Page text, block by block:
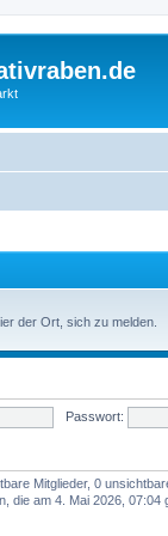
der Ort, sich zu melden.
Passwort:
Mitglieder, 0
die am 4. Mai 2026, 07:04